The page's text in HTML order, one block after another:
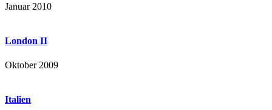
Januar 2010
London II
Oktober 2009
Italien